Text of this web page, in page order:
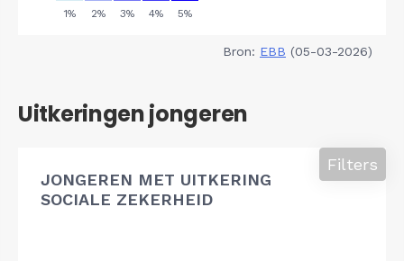
Bron: EBB (05-03-2026)
Uitkeringen jongeren
JONGEREN MET UITKERING
SOCIALE ZEKERHEID
Filters